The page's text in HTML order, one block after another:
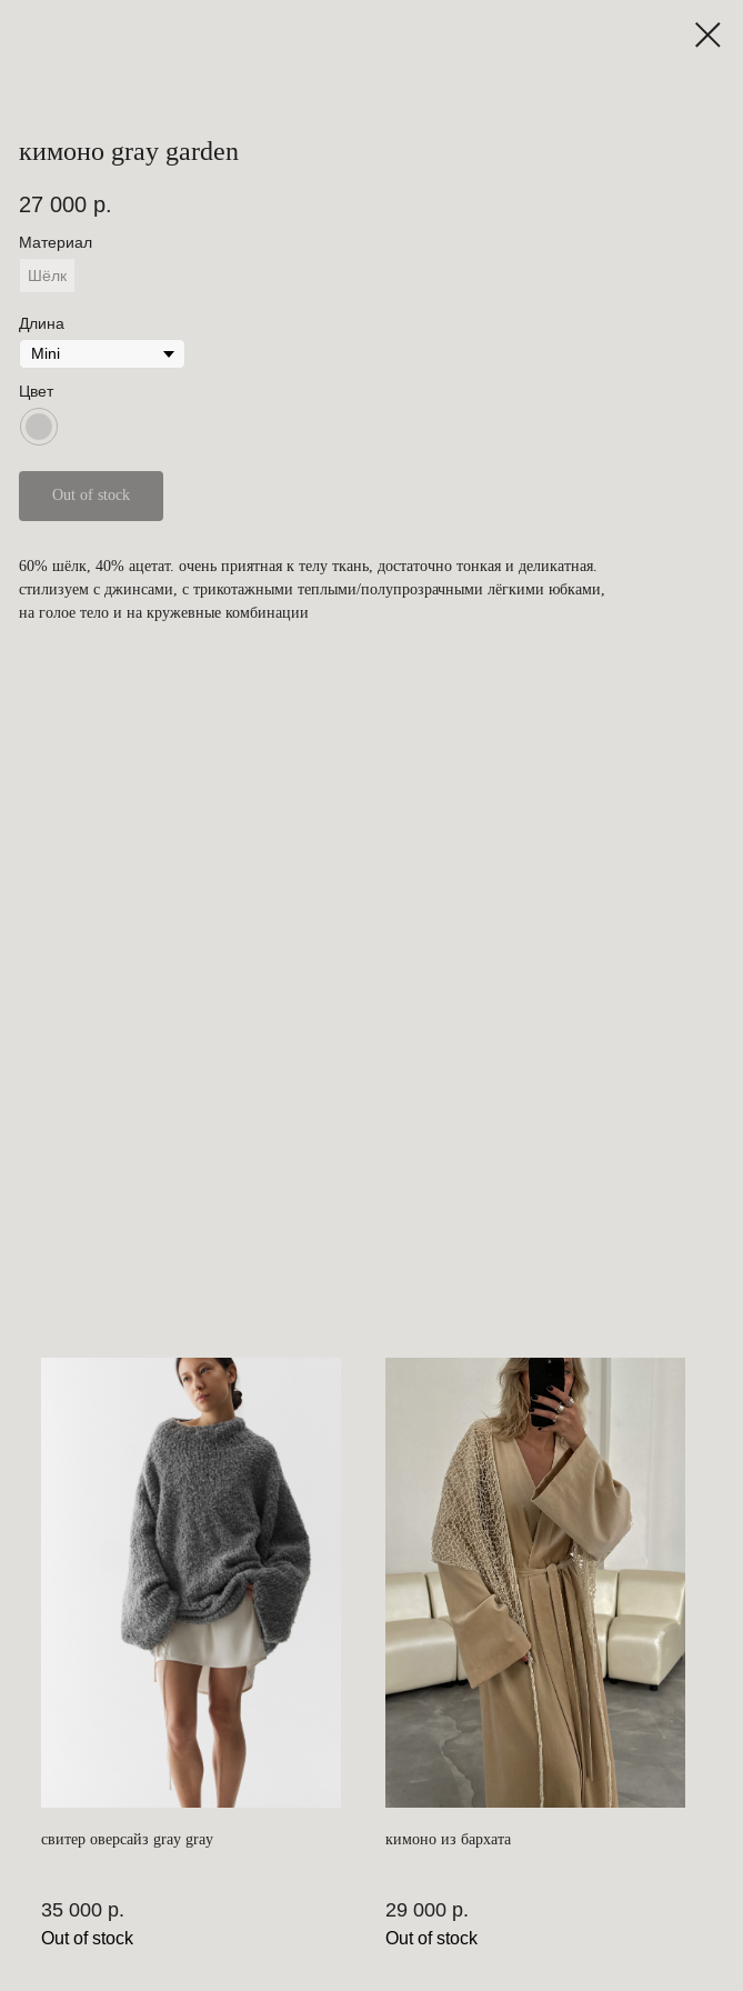
кимоно gray garden
27 000 р.
Материал
Шёлк
Длина
Цвет
Out of stock
60% шёлк, 40% ацетат. очень приятная к телу ткань, достаточно тонкая и деликатная.
стилизуем с джинсами, с трикотажными теплыми/полупрозрачными лёгкими юбками,
на голое тело и на кружевные комбинации
свитер оверсайз gray gray
35 000 р.
Out of stock
кимоно из бархата
29 000 р.
Out of stock